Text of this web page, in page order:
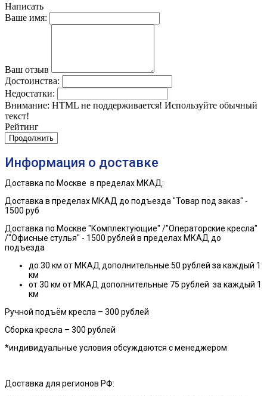
Написать
Ваше имя:
Ваш отзыв
Достоинства:
Недостатки:
Внимание: HTML не поддерживается! Используйте обычный
текст!
Рейтинг
Продолжить
Информация о доставке
Доставка по Москве в пределах МКАД:
Доставка в пределах МКАД до подъезда "Товар под заказ" -
1500 руб
Доставка по Москве "Комплектующие" /"Операторские кресла"
/"Офисные стулья" - 1500 рублей в пределах МКАД до
подъезда
до 30 км от МКАД дополнительные 50 рублей за каждый 1
км
от 30 км от МКАД дополнительные 75 рублей за каждый 1
км
Ручной подъём кресла – 300 рублей
Сборка кресла – 300 рублей
*индивидуальные условия обсуждаются с менеджером
Доставка для регионов РФ: